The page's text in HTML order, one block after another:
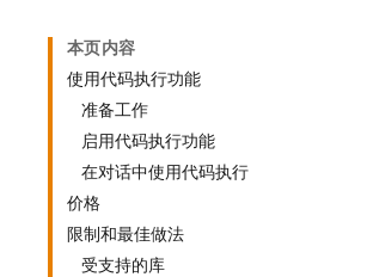
本页内容
使用代码执行功能
准备工作
启用代码执行功能
在对话中使用代码执行
价格
限制和最佳做法
受支持的库